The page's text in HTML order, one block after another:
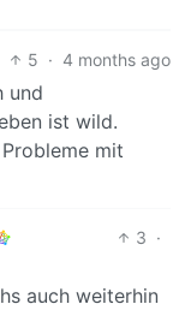
5 · 4 months ago
und
ist wild.
mit
3 ·
auch weiterhin